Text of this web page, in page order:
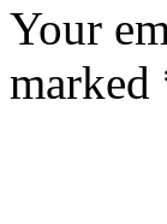
Your
marked